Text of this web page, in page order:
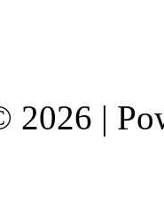
2026 |